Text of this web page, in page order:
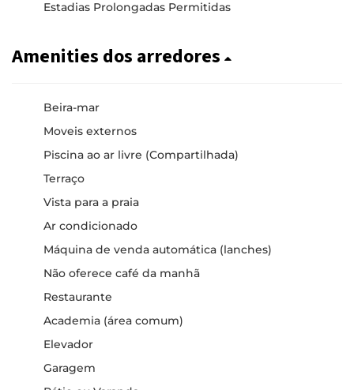
Estadias Prolongadas Permitidas
Amenities dos arredores
Beira-mar
Moveis externos
Piscina ao ar livre (Compartilhada)
Terraço
Vista para a praia
Ar condicionado
Máquina de venda automática (lanches)
Não oferece café da manhã
Restaurante
Academia (área comum)
Elevador
Garagem